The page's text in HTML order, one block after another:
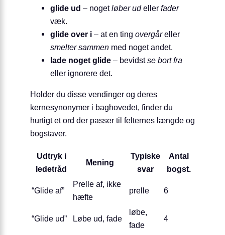
glide ud – nogetløber udeller fader
væk.
glide over i – at en ting overgåreller
smelter sammen med noget andet.
lade noget glide – bevidstse bort fra
eller ignorere det.
Holder du disse vendinger og deres
kernesynonymer i baghovedet, finder du
hurtigt et ord der passer til felternes længde og
bogstaver.
Udtryk i
ledetråd
Mening
Typiske
svar
Antal
bogst.
“Glide af”
Prelle af, ikke
hæfte
prelle 6
“Glide ud” Løbe ud, fade
løbe,
fade
4